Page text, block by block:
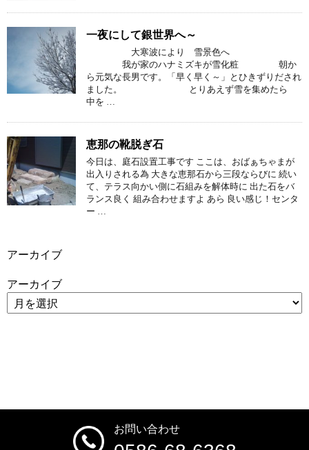
一夜にして銀世界へ～
大寒波により 雪景色へ
我が家のハナミズキが雪化粧 朝か
ら元気な長男です。「早く早く～」とひきずりだされ
ました。 とりあえず雪を集めたら
中を …
恵那の靴脱ぎ石
今日は、庭石設置工事です ここは、おばぁちゃまが
出入りされる為 大きな恵那石から三段ならびに 続い
て、テラス向かい側に石組みを解体時に 出た石をバ
ランス良く 組み合わせますよ あら 良い感じ！センタ
ー …
アーカイブ
アーカイブ
お問い合わせ